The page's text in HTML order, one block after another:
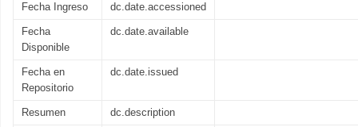
Fecha Ingreso dc.date.accessioned
Fecha
Disponible
dc.date.available
Fecha en
Repositorio
dc.date.issued
Resumen dc.description